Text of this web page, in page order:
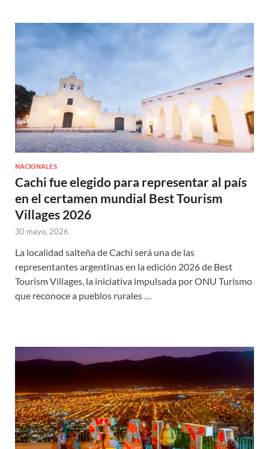
NACIONALES
Cachi fue elegido para representar al país
en el certamen mundial Best Tourism
Villages 2026
30 mayo, 2026
La localidad salteña de Cachi será una de las
representantes argentinas en la edición 2026 de Best
Tourism Villages, la iniciativa impulsada por ONU Turismo
que reconoce a pueblos rurales …